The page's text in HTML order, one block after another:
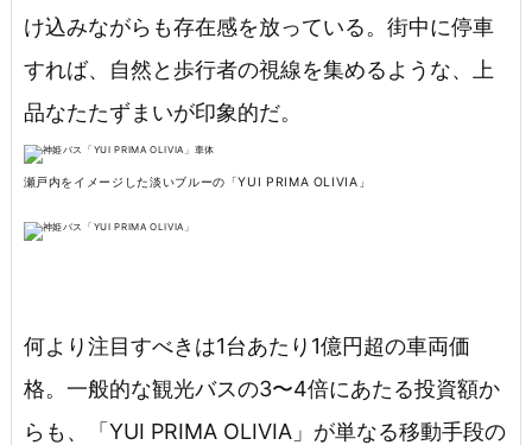
け込みながらも存在感を放っている。街中に停車
すれば、自然と歩行者の視線を集めるような、上
品なたたずまいが印象的だ。
瀬戸内をイメージした淡いブルーの「YUI PRIMA OLIVIA」
何より注目すべきは1台あたり1億円超の車両価
格。一般的な観光バスの3〜4倍にあたる投資額か
らも、「YUI PRIMA OLIVIA」が単なる移動手段の